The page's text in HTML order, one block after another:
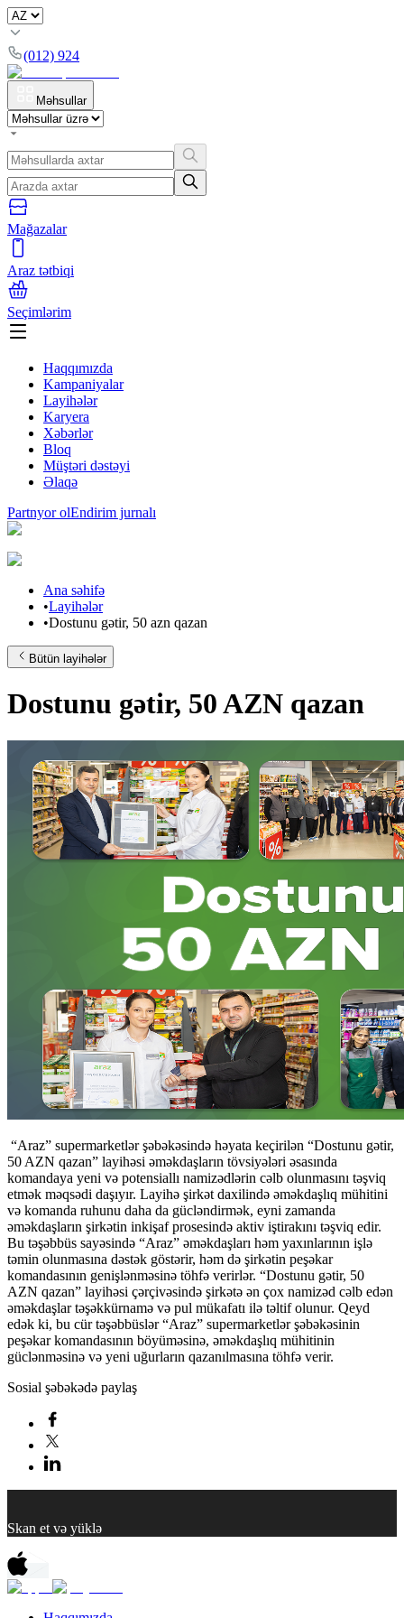
(012) 924
Məhsullar
Mağazalar
Araz tətbiqi
Seçimlərim
Haqqımızda
Kampaniyalar
Layihələr
Karyera
Xəbərlər
Bloq
Müştəri dəstəyi
Əlaqə
Partnyor olEndirim jurnalı
Ana səhifə
•Layihələr
•Dostunu gətir, 50 azn qazan
Bütün layihələr
Dostunu gətir, 50 AZN qazan
“Araz” supermarketlər şəbəkəsində həyata keçirilən “Dostunu gətir,
50 AZN qazan” layihəsi əməkdaşların tövsiyələri əsasında
komandaya yeni və potensiallı namizədlərin cəlb olunmasını təşviq
etmək məqsədi daşıyır. Layihə şirkət daxilində əməkdaşlıq mühitini
və komanda ruhunu daha da gücləndirmək, eyni zamanda
əməkdaşların şirkətin inkişaf prosesində aktiv iştirakını təşviq edir.
Bu təşəbbüs sayəsində “Araz” əməkdaşları həm yaxınlarının işlə
təmin olunmasına dəstək göstərir, həm də şirkətin peşəkar
komandasının genişlənməsinə töhfə verirlər. “Dostunu gətir, 50
AZN qazan” layihəsi çərçivəsində şirkətə ən çox namizəd cəlb edən
əməkdaşlar təşəkkürnamə və pul mükafatı ilə təltif olunur. Qeyd
edək ki, bu cür təşəbbüslər “Araz” supermarketlər şəbəkəsinin
peşəkar komandasının böyüməsinə, əməkdaşlıq mühitinin
güclənməsinə və yeni uğurların qazanılmasına töhfə verir.
Sosial şəbəkədə paylaş
Skan et və yüklə